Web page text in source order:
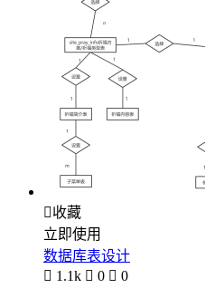
收藏
立即使用
数据库表设计
 1.1k  0  0